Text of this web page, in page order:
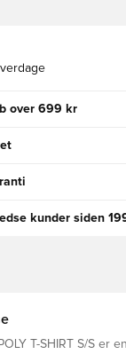
over 699 kr
kunder siden
T-SHIRT S/S er